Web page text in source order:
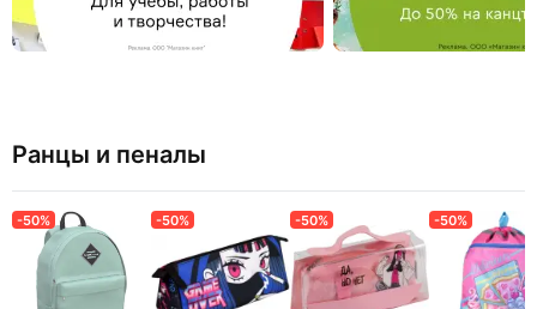
Ранцы и пеналы
-50% -50% -50% -50%